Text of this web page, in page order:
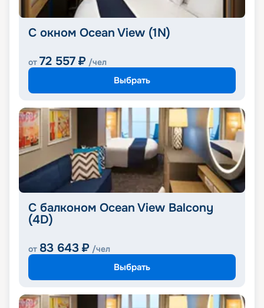
С окном Ocean View (1N)
от 72 557 ₽ /чел
Выбрать
С балконом Ocean View Balcony
(4D)
от 83 643 ₽ /чел
Выбрать